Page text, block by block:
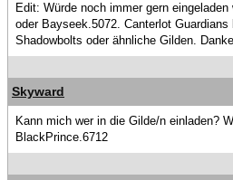
Edit: Würde noch immer gern
oder Bayseek.5072. Canterlot
Shadowbolts oder ähnliche Gilden.
Skyward
Kann mich wer in die Gilde/n einladen?
BlackPrince.6712